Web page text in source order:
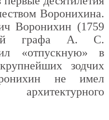
Воронихина.
Воронихин (1759
графа А. С.
«отпускную» в
зодчих
не имел
архитектурного